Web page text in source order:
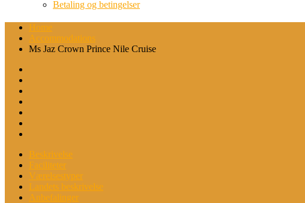
Betaling og betingelser
Home
Accommodations
Ms Jaz Crown Prince Nile Cruise
Beskrivelse
Faciliteter
Værelsestyper
Landets beskrivelse
Anbefalinger